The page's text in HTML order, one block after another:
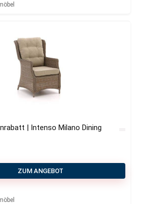
| Intenso Milano Dining
ZUM ANGEBOT